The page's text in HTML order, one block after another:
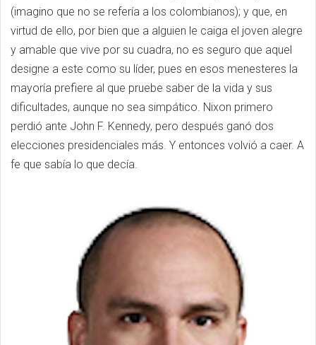
(imagino que no se refería a los colombianos); y que, en
virtud de ello, por bien que a alguien le caiga el joven alegre
y amable que vive por su cuadra, no es seguro que aquel
designe a este como su líder, pues en esos menesteres la
mayoría prefiere al que pruebe saber de la vida y sus
dificultades, aunque no sea simpático. Nixon primero
perdió ante John F. Kennedy, pero después ganó dos
elecciones presidenciales más. Y entonces volvió a caer. A
fe que sabía lo que decía.